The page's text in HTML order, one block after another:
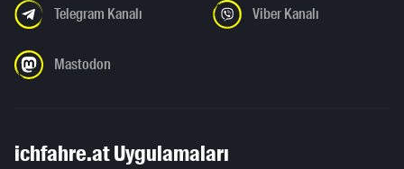
Telegram Kanalı Viber Kanalı
Mastodon
ichfahre.at Uygulamaları